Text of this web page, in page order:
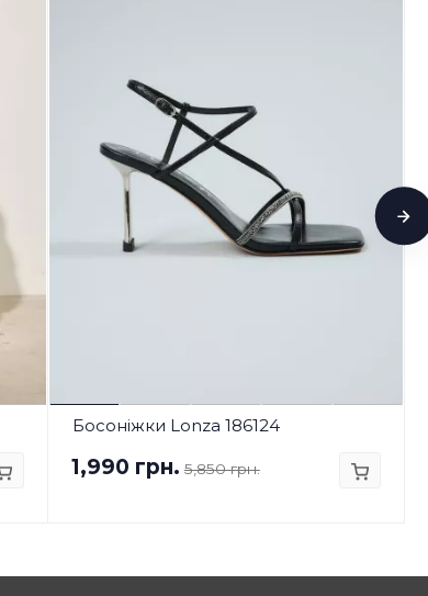
Босоніжки Lonza 186124
1,990 грн. 5,850 грн.